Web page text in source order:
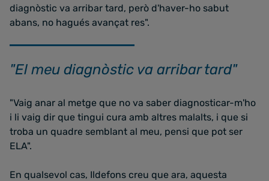
diagnòstic va arribar tard, però d'haver-ho sabut
abans, no hagués avançat res".
"El meu diagnòstic va arribar tard"
"Vaig anar al metge que no va saber diagnosticar-m'ho
i li vaig dir que tingui cura amb altres malalts, i que si
troba un quadre semblant al meu, pensi que pot ser
ELA".
En qualsevol cas, Ildefons creu que ara, aquesta